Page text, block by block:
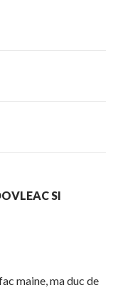
SI
maine, ma duc de